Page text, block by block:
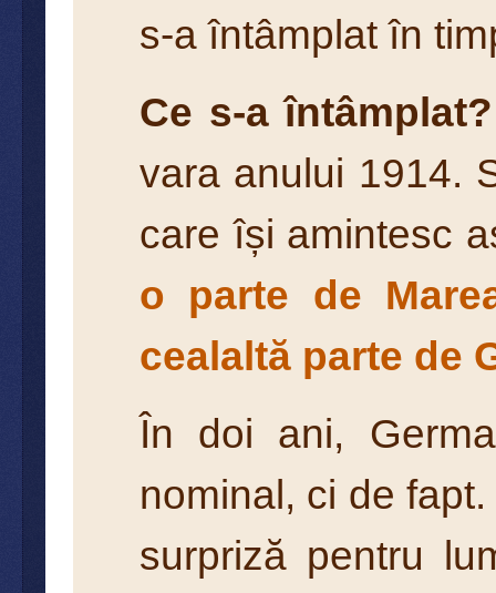
s-a întâmplat în
Ce s-a întâmplat?
vara anului 1914.
care își amintesc
o parte de
cealaltă parte de
În doi ani,
nominal, ci de
surpriză pentru